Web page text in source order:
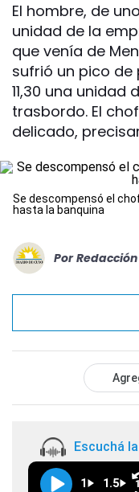
El hombre, de
unidad de la
que venía de
sufrió un pico de
11,30 una
trasbordo. El
delicado,
Se descompensó el
hasta la banquina
Por
Escuchá
1 1.5